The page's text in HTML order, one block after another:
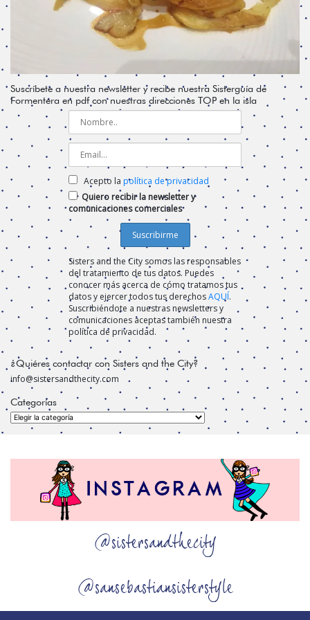
Suscríbete a nuestra newsletter y recibe nuestra Sisterguía de
Formentera en pdf con nuestras direcciones TOP en la isla
Acepto la política de privacidad
Quiero recibir la newsletter y
comunicaciones comerciales
Sisters and the City somos las responsables
del tratamiento de tus datos. Puedes
conocer más acerca de cómo tratamos tus
datos y ejercer todos tus derechosAQUÍ.
Suscribiéndote a nuestras newsletters y
comunicaciones aceptas también nuestra
política de privacidad.
¿Quiéres contactar con Sisters and the City?
info@sistersandthecity.com
Categorías
Categorías
@sistersandthecity
@sansebastiansisterstyle